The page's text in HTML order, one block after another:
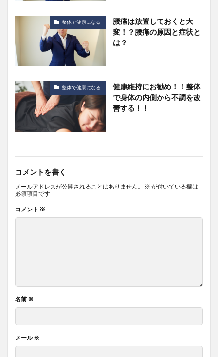
整体で健康になる
腰痛は放置しておくと大
変！？腰痛の原因と症状と
は？
整体で健康になる
健康維持にお勧め！！整体
で身体の内側から不調を改
善する！！
コメントを書く
メールアドレスが公開されることはありません。 ※ が付いている欄は
必須項目です
コメント ※
名前 ※
メール※